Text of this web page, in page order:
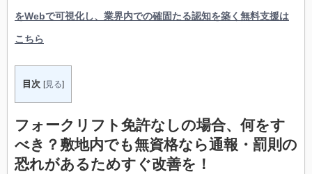
をWebで可視化し、業界内での確固たる認知を築く無料支援は
こちら
目次 [見る]
フォークリフト免許なしの場合、何をす
べき？ 敷地内でも無資格なら通報・罰則の
恐れがあるためすぐ改善を！